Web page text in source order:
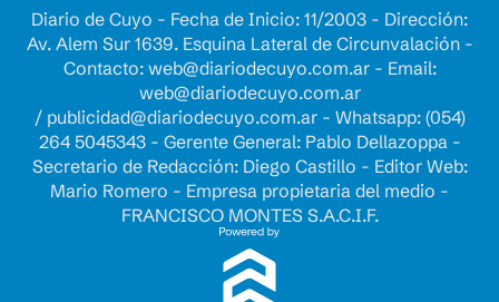
Diario de Cuyo - Fecha de Inicio: 11/2003 - Dirección:
Av. Alem Sur 1639. Esquina Lateral de Circunvalación -
Contacto: web@diariodecuyo.com.ar- Email:
web@diariodecuyo.com.ar
/ publicidad@diariodecuyo.com.ar- Whatsapp: (054)
264 5045343 - Gerente General: Pablo Dellazoppa -
Secretario de Redacción: Diego Castillo - Editor Web:
Mario Romero - Empresa propietaria del medio -
FRANCISCO MONTES S.A.C.I.F.